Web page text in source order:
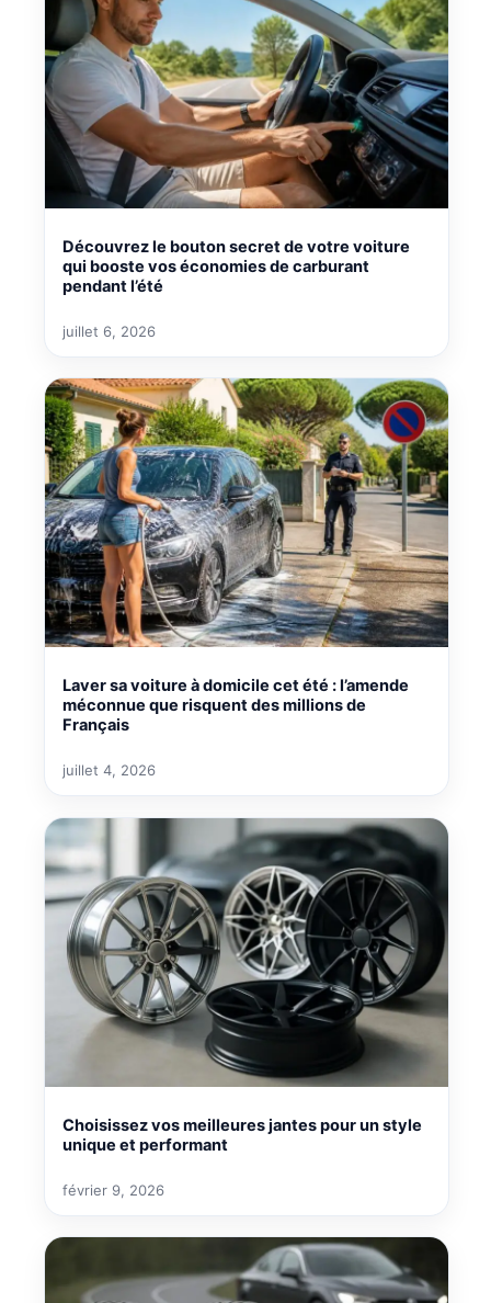
Découvrez le bouton secret de votre voiture
qui booste vos économies de carburant
pendant l’été
juillet 6, 2026
Laver sa voiture à domicile cet été : l’amende
méconnue que risquent des millions de
Français
juillet 4, 2026
Choisissez vos meilleures jantes pour un style
unique et performant
février 9, 2026